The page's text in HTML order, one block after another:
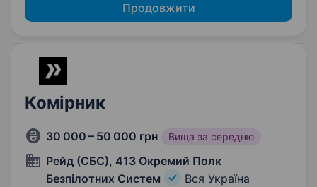
Продовжити
Комірник
30 000 – 50 000 грн Вища за середню
Рейд (СБС), 413 Окремий Полк
Безпілотних Систем
Вся Україна